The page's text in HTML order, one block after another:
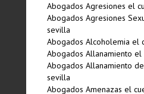
Abogados Agresiones el
Abogados Agresiones
sevilla
Abogados Alcoholemia el
Abogados Allanamiento
Abogados Allanamiento
sevilla
Abogados Amenazas el